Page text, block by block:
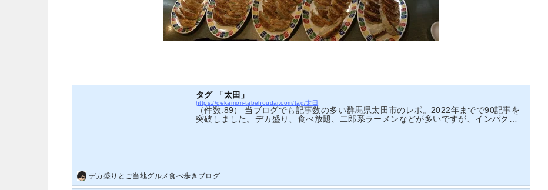
タグ 「太田」
https://dekamori-tabehoudai.com/tag/太田
（件数:89） 当ブログでも記事数の多い群馬県太田市のレポ。2022年までで90記事を
突破しました。デカ盛り、食べ放題、二郎系ラーメンなどが多いですが、インパクト
デカ盛りとご当地グルメ食べ歩きブログ